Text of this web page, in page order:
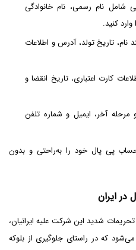
نام رسمی، نام خانوادگی
کنید.
نام، تاریخ تولد، آدرس و اطلاعات
کارت اعتباری، تاریخ انقضا و
مرحله آخر، ایمیل و شماره تلفن
پی پال خود را به‌راحتی و بدون
ایران
شدید این شرکت علیه ایرانیان،
که در راستای جلوگیری از بلوکه